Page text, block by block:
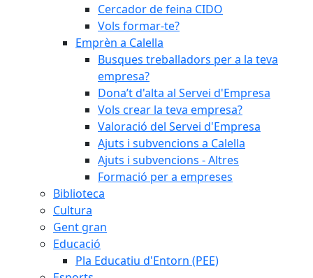
Cercador de feina CIDO
Vols formar-te?
Emprèn a Calella
Busques treballadors per a la teva
empresa?
Dona’t d'alta al Servei d'Empresa
Vols crear la teva empresa?
Valoració del Servei d'Empresa
Ajuts i subvencions a Calella
Ajuts i subvencions - Altres
Formació per a empreses
Biblioteca
Cultura
Gent gran
Educació
Pla Educatiu d'Entorn (PEE)